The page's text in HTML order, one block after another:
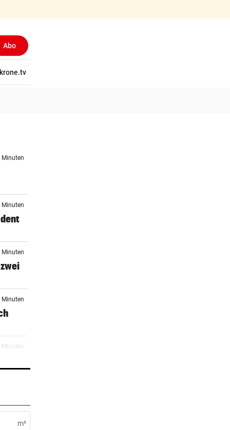
Abo
krone.tv
Minuten
Minuten
Minuten
Minuten
Minuten
m²